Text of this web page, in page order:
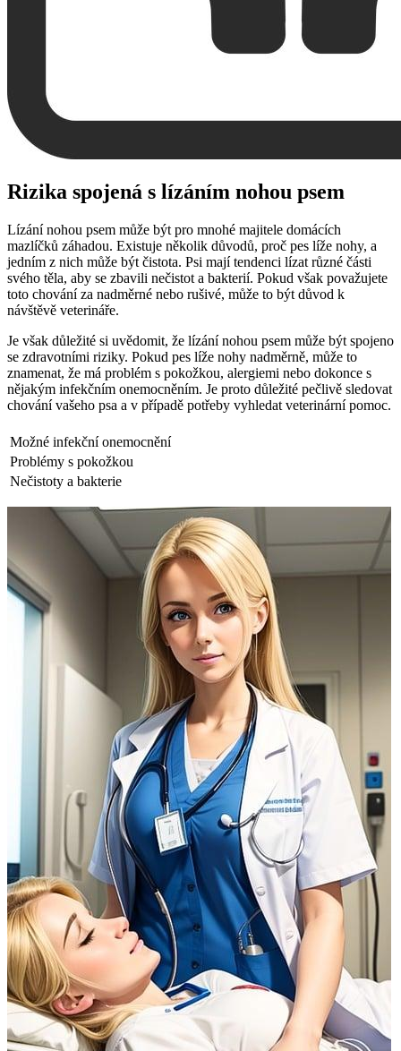
Rizika spojená s lízáním nohou psem
Lízání nohou psem může být pro mnohé majitele domácích
mazlíčků záhadou. Existuje několik důvodů, proč pes líže nohy, a
jedním z nich může být čistota. Psi mají tendenci lízat různé části
svého těla, aby se zbavili nečistot a bakterií. Pokud však považujete
toto chování za nadměrné nebo rušivé, může to být důvod k
návštěvě veterináře.
Je však důležité si uvědomit, že lízání nohou psem může být spojeno
se zdravotními riziky. Pokud pes líže nohy nadměrně, může to
znamenat, že má problém s pokožkou, alergiemi nebo dokonce s
nějakým infekčním onemocněním. Je proto důležité pečlivě sledovat
chování vašeho psa a v případě potřeby vyhledat veterinární pomoc.
Možné infekční onemocnění
Problémy s pokožkou
Nečistoty a bakterie